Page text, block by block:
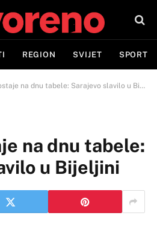
REGION SVIJET SPORT
na dnu tabele: Sarajevo slavilo u Bijeljini
na dnu tabele:
u Bijeljini